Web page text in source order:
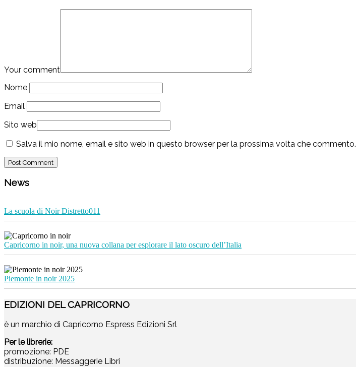
Your comment
Nome
Email
Sito web
Salva il mio nome, email e sito web in questo browser per la prossima volta che commento.
News
La scuola di Noir Distretto011
Capricorno in noir, una nuova collana per esplorare il lato oscuro dell’Italia
Piemonte in noir 2025
EDIZIONI DEL CAPRICORNO
è un marchio di Capricorno Espress Edizioni Srl
Per le librerie:
promozione: PDE
distribuzione: Messaggerie Libri